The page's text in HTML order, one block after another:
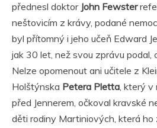
přednesl doktor John Fewster
neštovicím z krávy, podané
byl přítomný i jeho učeň Edward
jak 30 let, než svou zprávu podal,
Nelze opomenout ani učitele z
Holštýnska Petera Pletta, který v
před Jennerem, očkoval kravské
děti rodiny Martiniových, která ho